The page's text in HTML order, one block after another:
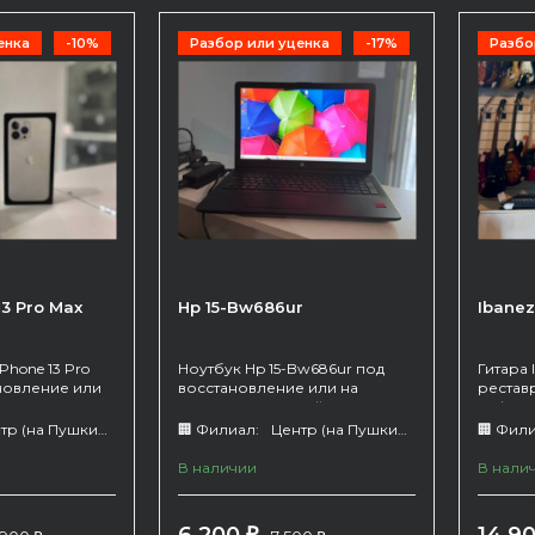
-10%
Pro Max
13 Pro
или
работает,
(на Пушкина 66)
Разбор или уценка -17%
Hp 15-Bw686ur
Ноутбук Hp 15-Bw686ur под
восстановление или на
запчасти. Внешний вид на
фото. Работает от сети
Продаётся с зарядным
при нагрузке выключается в
🏢 Филиал: Центр (на Пушкина 66)
В наличии
Гитара
🏢
В